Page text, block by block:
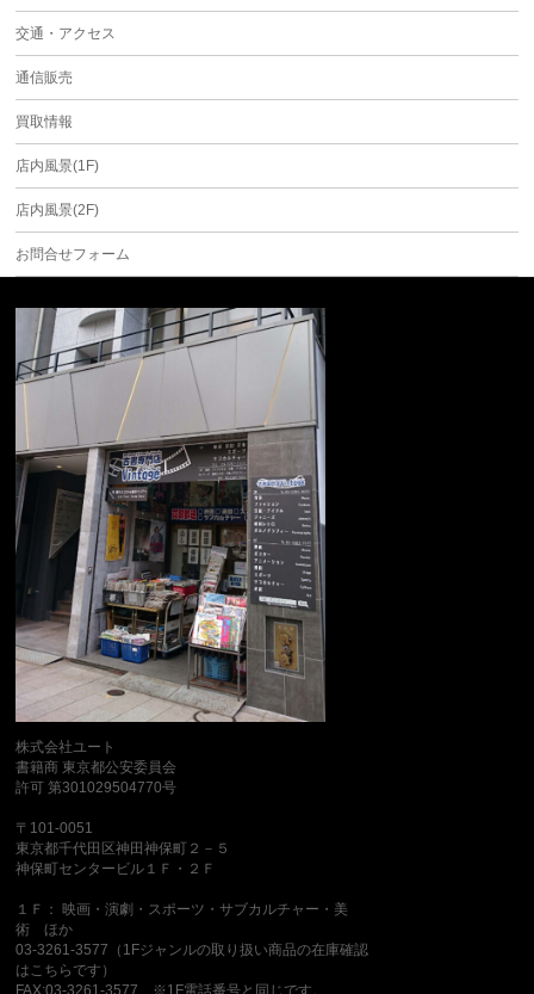
交通・アクセス
通信販売
買取情報
店内風景(1F)
店内風景(2F)
お問合せフォーム
株式会社ユート
書籍商 東京都公安委員会
許可 第301029504770号
〒101-0051
東京都千代田区神田神保町２－５
神保町センタービル１Ｆ・２Ｆ
１Ｆ： 映画・演劇・スポーツ・サブカルチャー・美
術 ほか
03-3261-3577（1Fジャンルの取り扱い商品の在庫確認
はこちらです）
FAX:03-3261-3577 ※1F電話番号と同じです。